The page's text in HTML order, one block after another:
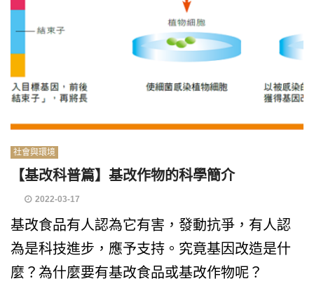
社會與環境
【基改科普篇】基改作物的科學簡介
2022-03-17
基改食品有人認為它有害，發動抗爭，有人認
為是科技進步，應予支持。究竟基因改造是什
麼？為什麼要有基改食品或基改作物呢？